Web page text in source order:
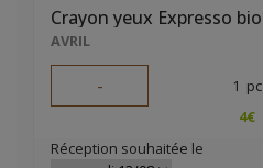
Crayon yeux Expresso bio
AVRIL
- 1 pc
4€
Réception souhaitée le